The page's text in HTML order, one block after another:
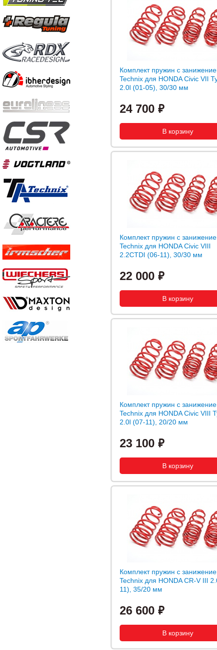
Комплект пружин с
Technix для HONDA Civic VII
2.0l (01-05), 30/30 мм
24 700
Комплект пружин с
Technix для HONDA Civic VIII
2.2CTDI (06-11), 30/30 мм
22 000
Комплект пружин с
Technix для HONDA Civic VIII
2.0l (07-11), 20/20 мм
23 100
Комплект пружин с
Technix для HONDA CR-V III
11), 35/20 мм
26 600